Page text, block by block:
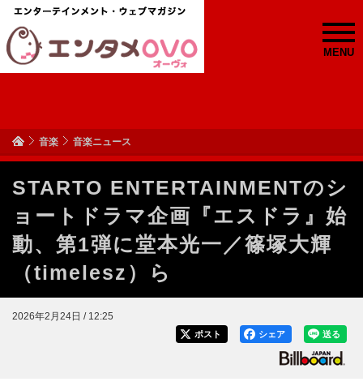
MENU
音楽 音楽ニュース
STARTO ENTERTAINMENTのシ
ョートドラマ企画『エスドラ』始
動、第1弾に堂本光一／篠塚大輝
（timelesz）ら
2026年2月24日 / 12:25
送る
シェア
ポスト